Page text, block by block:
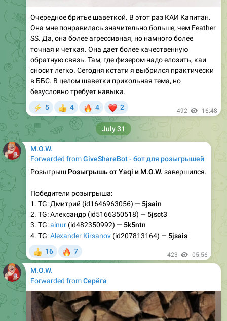
Очередное бритье шаветкой. В этот раз КАИ Капитан.
Она мне понравилась значительно больше, чем Feather
SS. Да, она более агрессивная, но намного более
точная и четкая. Она дает более качественную
обратную связь. Там, где физером надо елозить, каи
сносит легко. Сегодня кстати я выбрился практически
в ББС. В целом шаветки прикольная тема, но
безусловно требует навыка.
5 4
🔥
4
❤
2 492 16:48
M.O.W.
Forwarded fromGiveShareBot - бот для розыгрышей
Розыгрыш Розыгрышь от Yaqi и M.O.W. завершился.
Победители розыгрыша:
1. TG: Дмитрий (id1646963056) — 5jsain
2. TG: Александр (id5166350518) — 5jsct3
3. TG:ainur (id482350992) — 5k5ntn
4. TG:Alexander Kirsanov (id207813164) — 5jsais
16 7 423 05:56
July 31
M.O.W.
Forwarded fromСерёга ㅤ ㅤ